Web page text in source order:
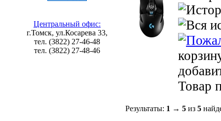
Центральный офис:
г.Томск, ул.Косарева 33,
тел. (3822) 27-46-48
тел. (3822) 27-48-46
Товар
Результаты: 1 → 5 из 5